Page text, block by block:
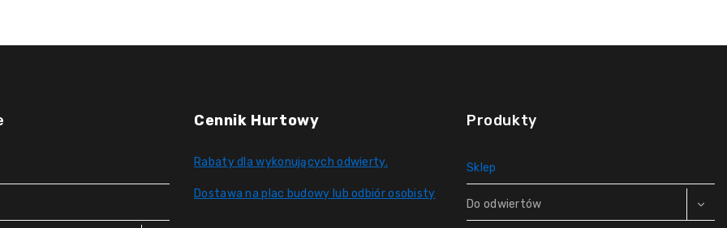
Cennik Hurtowy
Rabaty dla wykonujących odwierty.
Dostawa na plac budowy lub odbiór osobisty
Produkty
Sklep
Do odwiertów